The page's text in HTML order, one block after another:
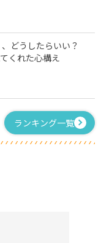
どうしたらいい？
くれた心構え
ランキング一覧